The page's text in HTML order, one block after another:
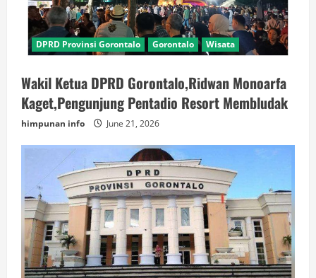
DPRD Provinsi Gorontalo Gorontalo Wisata
Wakil Ketua DPRD Gorontalo,Ridwan Monoarfa
Kaget,Pengunjung Pentadio Resort Membludak
himpunan info June 21, 2026